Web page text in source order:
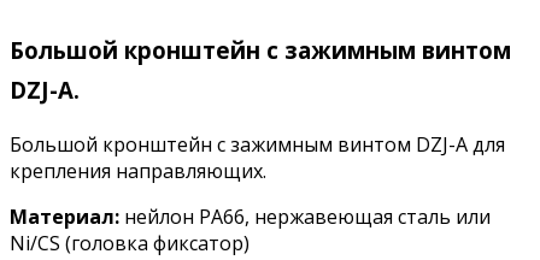
Большой кронштейн с зажимным винтом
DZJ-A.
Большой кронштейн с зажимным винтом DZJ-A для
крепления направляющих.
Материал: нейлон PA66, нержавеющая сталь или
Ni/CS (головка фиксатор)